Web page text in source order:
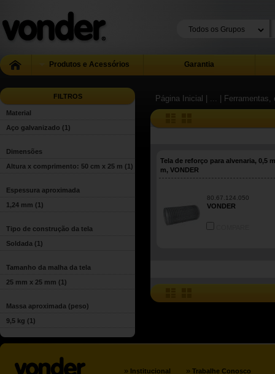
Produtos e Acessórios Garantia
FILTROS
Material
Aço galvanizado (1)
Dimensões
Altura x comprimento: 50 cm x 25 m (1)
Espessura aproximada
1,24 mm (1)
Tipo de construção da tela
Soldada (1)
Tamanho da malha da tela
25 mm x 25 mm (1)
Massa aproximada (peso)
9,5 kg (1)
Página Inicial | ... |
Tela de reforço para alvenaria, 0,5
m, VONDER
80.67.124.050
VONDER
» Institucional » Trabalhe Conosco